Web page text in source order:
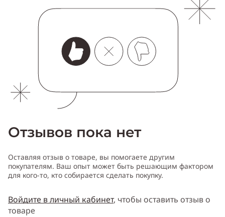
Отзывов пока нет
Оставляя отзыв о товаре, вы помогаете другим
покупателям. Ваш опыт может быть решающим фактором
для кого-то, кто собирается сделать покупку.
Войдите в личный кабинет, чтобы оставить отзыв о
товаре